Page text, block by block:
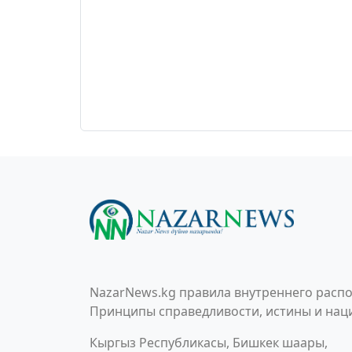
NazarNews.kg правила внутреннего
Принципы справедливости, истины и
Кыргыз Республикасы, Бишкек шаары,